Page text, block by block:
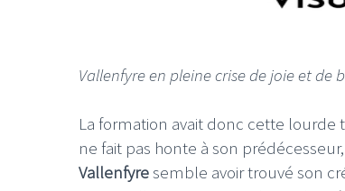
Vallenfyre en pleine crise de joie et de
La formation avait donc cette
ne fait pas honte à son
Vallenfyresemble avoir trouvé son